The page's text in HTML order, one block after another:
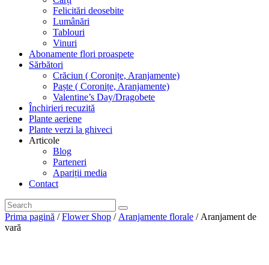
Felicitări deosebite
Lumânări
Tablouri
Vinuri
Abonamente flori proaspete
Sărbători
Crăciun ( Coronițe, Aranjamente)
Paște ( Coronițe, Aranjamente)
Valentine’s Day/Dragobete
Închirieri recuzită
Plante aeriene
Plante verzi la ghiveci
Articole
Blog
Parteneri
Apariții media
Contact
Prima pagină /Flower Shop / Aranjamente florale / Aranjament de
vară